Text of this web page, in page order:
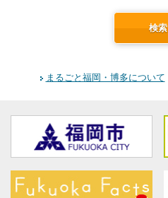
検索
まるごと福岡・博多について